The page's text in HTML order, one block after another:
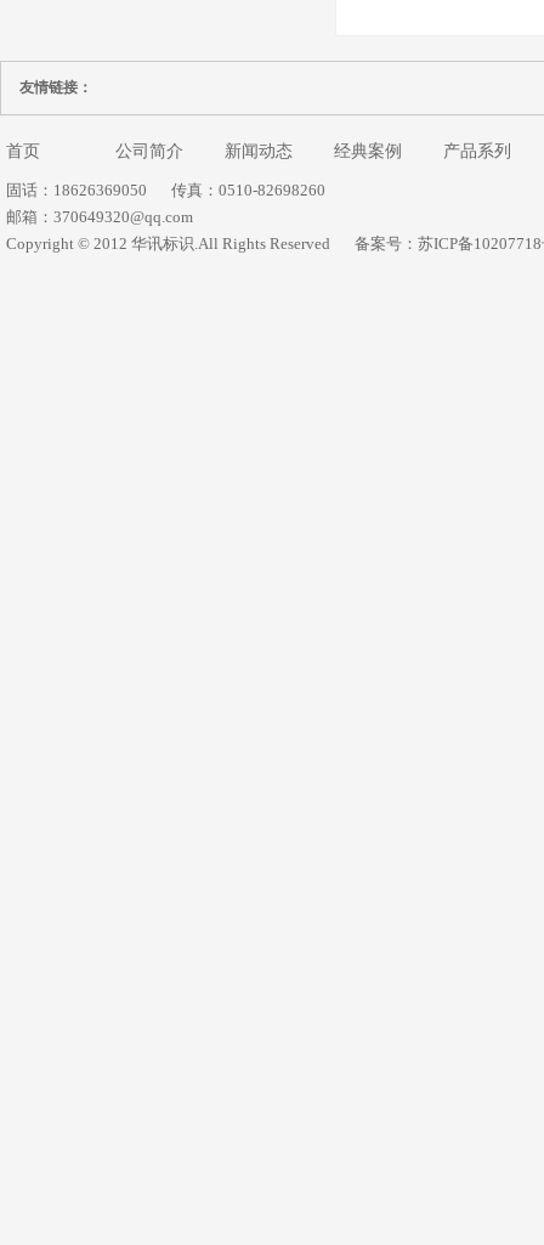
友情链接：
首页 公司简介 新闻动态 经典案例 产品系列
固话：18626369050
传真：0510-82698260
邮箱：370649320@qq.com
Copyright © 2012 华讯标识.All Rights Reserved
备案号：苏ICP备